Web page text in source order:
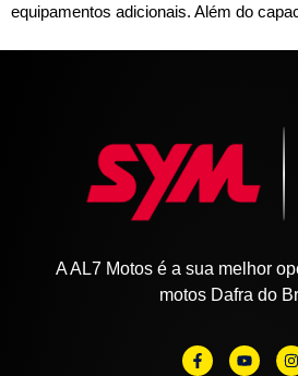
equipamentos adicionais. Além do
A AL7 Motos é a sua melhor
motos Dafra do